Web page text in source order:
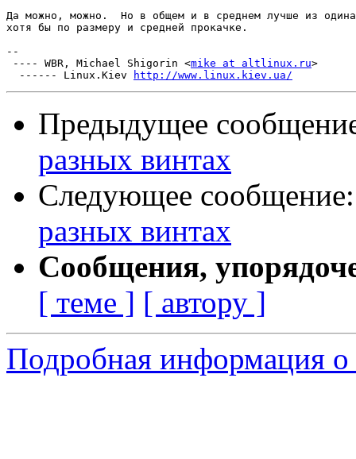
Да можно, можно.  Но в общем и в среднем лучше из
хотя бы по размеру и средней прокачке.
--
---- WBR, Michael Shigorin <mike at altlinux.ru>
  ------ Linux.Kiev
http://www.linux.kiev.ua/
Предыдущее
разных винтах
Следующее
разных винтах
Сообщения,
[ теме ] [ автору ]
Подробная информация о